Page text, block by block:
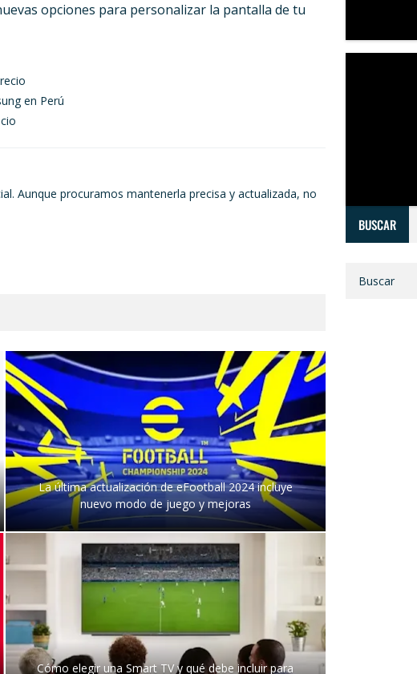
opciones para personalizar la pantalla de tu
en Perú
Aunque procuramos mantenerla precisa y actualizada, no
La última actualización de eFootball 2024 incluye
nuevo modo de juego y mejoras
Cómo elegir una Smart TV y qué debe incluir para
BUSCAR